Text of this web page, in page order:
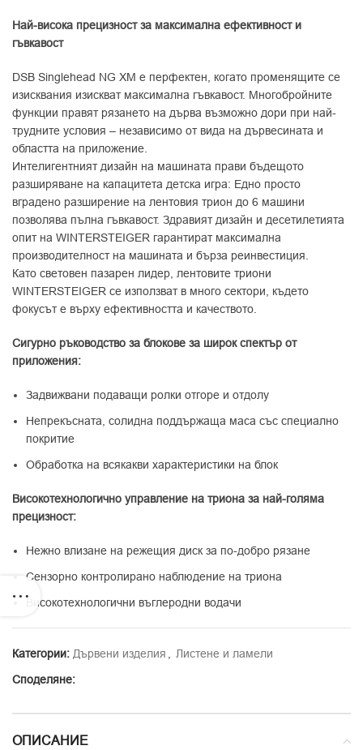
Най-висока прецизност за максимална ефективност и
гъвкавост
DSB Singlehead NG XM е перфектен, когато променящите се
изисквания изискват максимална гъвкавост. Многобройните
функции правят рязането на дърва възможно дори при най-
трудните условия – независимо от вида на дървесината и
областта на приложение.
Интелигентният дизайн на машината прави бъдещото
разширяване на капацитета детска игра: Едно просто
вградено разширение на лентовия трион до 6 машини
позволява пълна гъвкавост. Здравият дизайн и десетилетията
опит на WINTERSTEIGER гарантират максимална
производителност на машината и бърза реинвестиция.
Като световен пазарен лидер, лентовите триони
WINTERSTEIGER се използват в много сектори, където
фокусът е върху ефективността и качеството.
Сигурно ръководство за блокове за широк спектър от
приложения:
Задвижвани подаващи ролки отгоре и отдолу
Непрекъсната, солидна поддържаща маса със специално
покритие
Обработка на всякакви характеристики на блок
Високотехнологично управление на триона за най-голяма
прецизност:
Нежно влизане на режещия диск за по-добро рязане
Сензорно контролирано наблюдение на триона
Високотехнологични въглеродни водачи
Категории: Дървени изделия
Листене и ламели
Споделяне:
ОПИСАНИЕ